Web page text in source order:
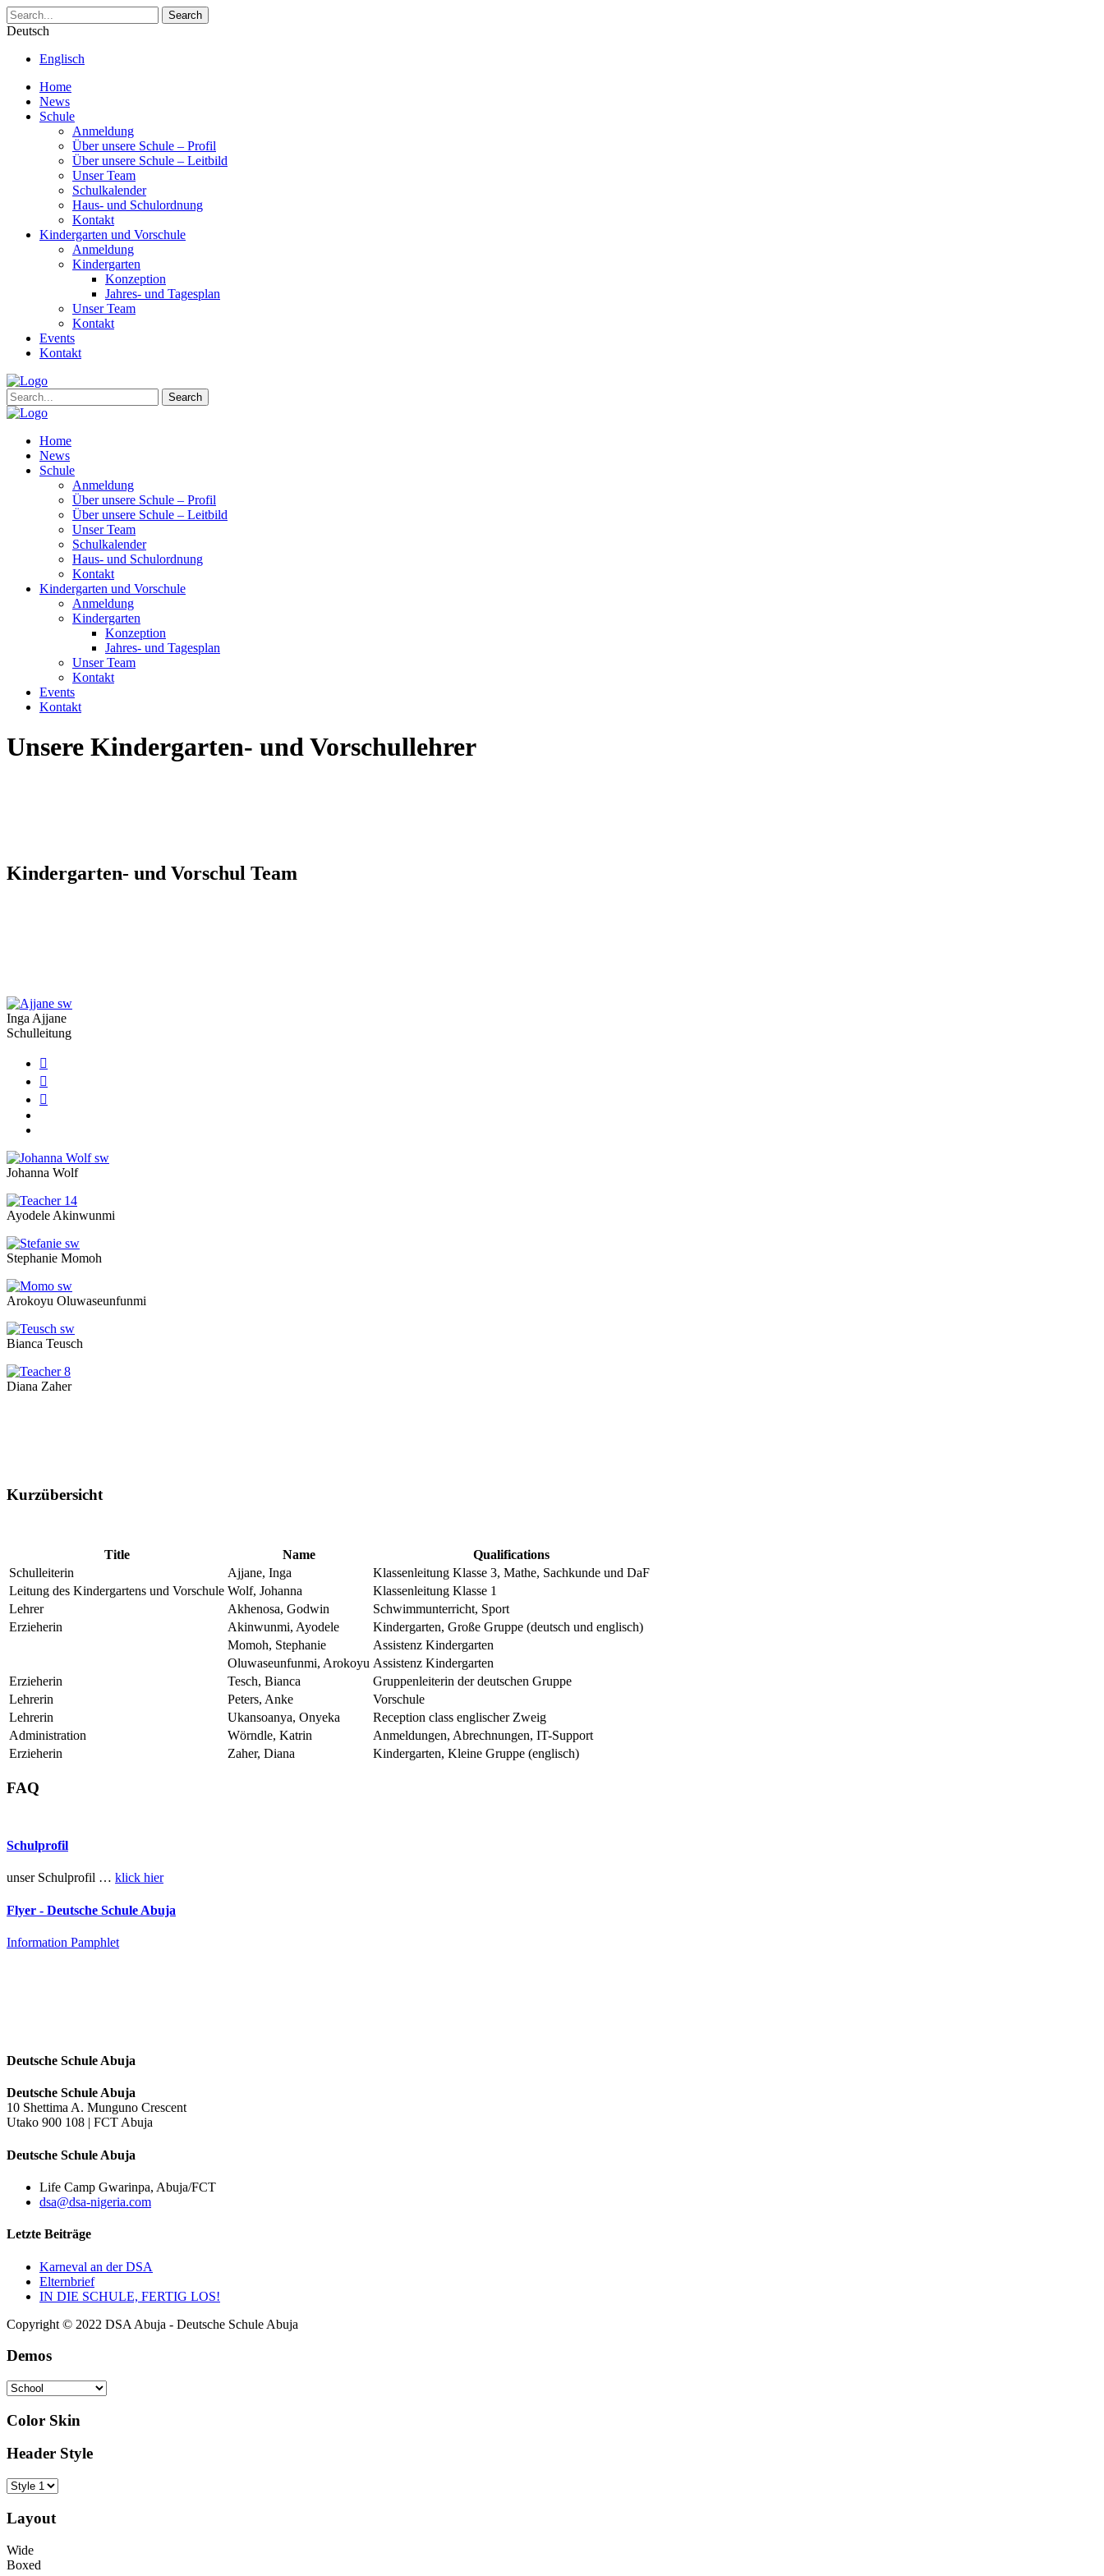
Search
Deutsch
Englisch
Home
News
Schule
Anmeldung
Über unsere Schule – Profil
Über unsere Schule – Leitbild
Unser Team
Schulkalender
Haus- und Schulordnung
Kontakt
Kindergarten und Vorschule
Anmeldung
Kindergarten
Konzeption
Jahres- und Tagesplan
Unser Team
Kontakt
Events
Kontakt
Search
Home
News
Schule
Anmeldung
Über unsere Schule – Profil
Über unsere Schule – Leitbild
Unser Team
Schulkalender
Haus- und Schulordnung
Kontakt
Kindergarten und Vorschule
Anmeldung
Kindergarten
Konzeption
Jahres- und Tagesplan
Unser Team
Kontakt
Events
Kontakt
Unsere Kindergarten- und Vorschullehrer
Kindergarten- und Vorschul Team
Inga Ajjane
Schulleitung
Johanna Wolf
Ayodele Akinwunmi
Stephanie Momoh
Arokoyu Oluwaseunfunmi
Bianca Teusch
Diana Zaher
Kurzübersicht
Title Name
Qualifications
Schulleiterin
Ajjane, Inga
Klassenleitung Klasse 3, Mathe, Sachkunde und DaF
Leitung des Kindergartens und Vorschule Wolf, Johanna
Klassenleitung Klasse 1
Lehrer
Akhenosa, Godwin
Schwimmunterricht, Sport
Erzieherin
Akinwunmi, Ayodele
Kindergarten, Große Gruppe (deutsch und englisch)
Momoh, Stephanie
Assistenz Kindergarten
Oluwaseunfunmi, Arokoyu Assistenz Kindergarten
Erzieherin
Tesch, Bianca
Gruppenleiterin der deutschen Gruppe
Lehrerin
Peters, Anke
Vorschule
Lehrerin
Ukansoanya, Onyeka
Reception class englischer Zweig
Administration
Wörndle, Katrin
Anmeldungen, Abrechnungen, IT-Support
Erzieherin
Zaher, Diana Kindergarten, Kleine Gruppe (englisch)
FAQ
Schulprofil
unser Schulprofil … klick hier
Flyer - Deutsche Schule Abuja
Information Pamphlet
Deutsche Schule Abuja
Deutsche Schule Abuja
10 Shettima A. Munguno Crescent
Utako 900 108 | FCT Abuja
Deutsche Schule Abuja
Life Camp Gwarinpa, Abuja/FCT
dsa@dsa-nigeria.com
Letzte Beiträge
Karneval an der DSA
Elternbrief
IN DIE SCHULE, FERTIG LOS!
Copyright © 2022 DSA Abuja - Deutsche Schule Abuja
Demos
Color Skin
Header Style
Layout
Wide
Boxed